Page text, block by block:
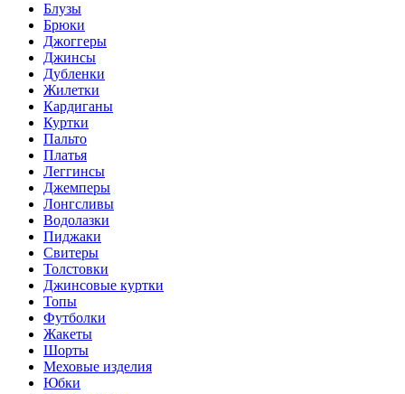
Блузы
Брюки
Джоггеры
Джинсы
Дубленки
Жилетки
Кардиганы
Куртки
Пальто
Платья
Леггинсы
Джемперы
Лонгсливы
Водолазки
Пиджаки
Свитеры
Толстовки
Джинсовые куртки
Топы
Футболки
Жакеты
Шорты
Меховые изделия
Юбки